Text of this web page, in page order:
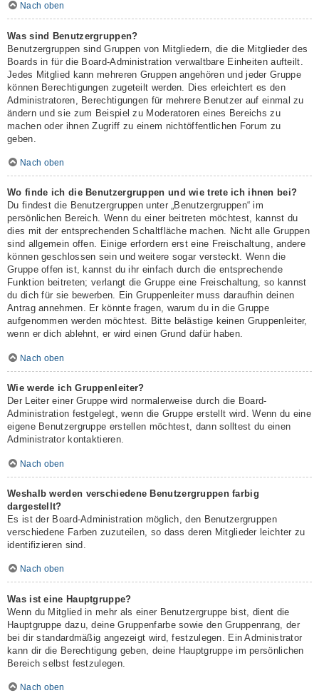
Nach oben
Was sind Benutzergruppen?
Benutzergruppen sind Gruppen von Mitgliedern, die die Mitglieder des
Boards in für die Board-Administration verwaltbare Einheiten aufteilt.
Jedes Mitglied kann mehreren Gruppen angehören und jeder Gruppe
können Berechtigungen zugeteilt werden. Dies erleichtert es den
Administratoren, Berechtigungen für mehrere Benutzer auf einmal zu
ändern und sie zum Beispiel zu Moderatoren eines Bereichs zu
machen oder ihnen Zugriff zu einem nichtöffentlichen Forum zu
geben.
Nach oben
Wo finde ich die Benutzergruppen und wie trete ich ihnen bei?
Du findest die Benutzergruppen unter „Benutzergruppen“ im
persönlichen Bereich. Wenn du einer beitreten möchtest, kannst du
dies mit der entsprechenden Schaltfläche machen. Nicht alle Gruppen
sind allgemein offen. Einige erfordern erst eine Freischaltung, andere
können geschlossen sein und weitere sogar versteckt. Wenn die
Gruppe offen ist, kannst du ihr einfach durch die entsprechende
Funktion beitreten; verlangt die Gruppe eine Freischaltung, so kannst
du dich für sie bewerben. Ein Gruppenleiter muss daraufhin deinen
Antrag annehmen. Er könnte fragen, warum du in die Gruppe
aufgenommen werden möchtest. Bitte belästige keinen Gruppenleiter,
wenn er dich ablehnt, er wird einen Grund dafür haben.
Nach oben
Wie werde ich Gruppenleiter?
Der Leiter einer Gruppe wird normalerweise durch die Board-
Administration festgelegt, wenn die Gruppe erstellt wird. Wenn du eine
eigene Benutzergruppe erstellen möchtest, dann solltest du einen
Administrator kontaktieren.
Nach oben
Weshalb werden verschiedene Benutzergruppen farbig
dargestellt?
Es ist der Board-Administration möglich, den Benutzergruppen
verschiedene Farben zuzuteilen, so dass deren Mitglieder leichter zu
identifizieren sind.
Nach oben
Was ist eine Hauptgruppe?
Wenn du Mitglied in mehr als einer Benutzergruppe bist, dient die
Hauptgruppe dazu, deine Gruppenfarbe sowie den Gruppenrang, der
bei dir standardmäßig angezeigt wird, festzulegen. Ein Administrator
kann dir die Berechtigung geben, deine Hauptgruppe im persönlichen
Bereich selbst festzulegen.
Nach oben